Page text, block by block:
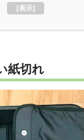
[表示]
紙切れ